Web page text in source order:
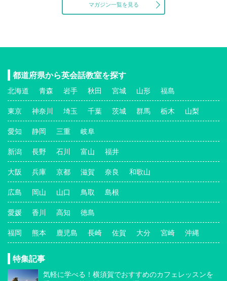
マガジン一覧を見る
都道府県から英会話教室を探す
北海道 青森 岩手 秋田 宮城 山形 福島
東京 神奈川 埼玉 千葉 茨城 群馬 栃木 山梨
愛知 静岡 三重 岐阜
新潟 長野 石川 富山 福井
大阪 兵庫 京都 滋賀 奈良 和歌山
広島 岡山 山口 鳥取 島根
愛媛 香川 高知 徳島
福岡 熊本 鹿児島 長崎 佐賀 大分 宮崎 沖縄
特集記事
気軽に学べる！横須賀でおすすめのカフェレッスンを